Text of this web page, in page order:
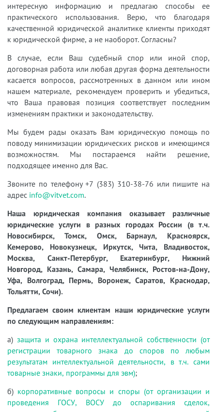
интересную информацию и предлагаю способы ее
практического использования. Верю, что благодаря
качественной юридической аналитике клиенты приходят
к юридической фирме, а не наоборот. Согласны?
В случае, если Ваш судебный спор или иной спор,
договорная работа или любая другая форма деятельности
касается вопросов, рассмотренных в данном или ином
нашем материале, рекомендуем проверить и убедиться,
что Ваша правовая позиция соответствует последним
изменениям практики и законодательству.
Мы будем рады оказать Вам юридическую помощь по
поводу минимизации юридических рисков и имеющимся
возможностям. Мы постараемся найти решение,
подходящее именно для Вас.
Звоните по телефону +7 (383) 310-38-76 или пишите на
адрес info@vitvet.com.
Наша юридическая компания оказывает различные
юридические услуги в разных городах России (в т.ч.
Новосибирск, Томск, Омск, Барнаул, Красноярск,
Кемерово, Новокузнецк, Иркутск, Чита, Владивосток,
Москва, Санкт-Петербург, Екатеринбург, Нижний
Новгород, Казань, Самара, Челябинск, Ростов-на-Дону,
Уфа, Волгоград, Пермь, Воронеж, Саратов, Краснодар,
Тольятти, Сочи).
Предлагаем своим клиентам наши юридические услуги
по следующим направлениям:
а) защита и охрана интеллектуальной собственности (от
регистрации товарного знака до споров по любым
результатам интеллектуальной деятельности, в т.ч. сами
товарные знаки, программы для эвм);
б) корпоративные вопросы и споры (от организации и
проведения ГОСУ, ВОСУ до оспаривания сделок,